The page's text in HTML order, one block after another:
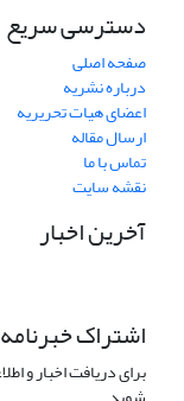
دسترسی سریع
صفحه اصلی
درباره نشریه
اعضای هیات تحریریه
ارسال مقاله
تماس با ما
نقشه سایت
آخرین اخبار
اشتراک خبرنامه
برای دریافت اخبار و